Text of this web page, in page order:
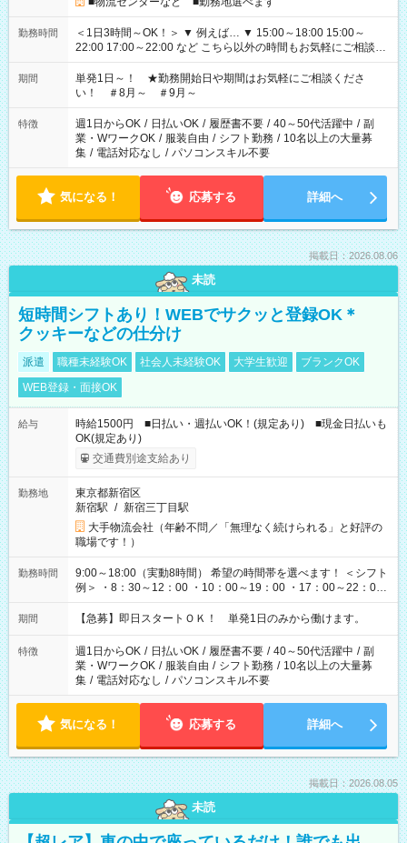
勤務時間
＜1日3時間～OK！＞ ▼ 例えば… ▼ 15:00～18:00 15:00～
22:00 17:00～22:00 など こちら以外の時間もお気軽にご相談く
ださい！
期間
単発1日～！ ★勤務開始日や期間はお気軽にご相談くださ
い！ ＃8月～ ＃9月～
特徴 週1日からOK / 日払いOK / 履歴書不要 / 40～50代活躍中 / 副
業・WワークOK / 服装自由 / シフト勤務 / 10名以上の大量募
集 / 電話対応なし / パソコンスキル不要
気になる！ 応募する 詳細へ
掲載日：2026.08.06
未読
短時間シフトあり！WEBでサクッと登録OK＊
クッキーなどの仕分け
派遣 職種未経験OK 社会人未経験OK 大学生歓迎
ブランクOK
WEB登録・面接OK
給与
時給1500円 ■日払い・週払いOK！(規定あり) ■現金日払いも
OK(規定あり)
交通費別途支給あり
勤務地
東京都新宿区
新宿駅 / 新宿三丁目駅
大手物流会社（年齢不問／「無理なく続けられる」と好評の
職場です！）
勤務時間
9:00～18:00（実動8時間） 希望の時間帯を選べます！ ＜シフト
例＞ ・8：30～12：00 ・10：00～19：00 ・17：00～22：00
・13：00～22：00 ・22：00～翌6：00 など
期間 【急募】即日スタートＯＫ！ 単発1日のみから働けます。
特徴 週1日からOK / 日払いOK / 履歴書不要 / 40～50代活躍中 / 副
業・WワークOK / 服装自由 / シフト勤務 / 10名以上の大量募
集 / 電話対応なし / パソコンスキル不要
気になる！ 応募する 詳細へ
掲載日：2026.08.05
未読